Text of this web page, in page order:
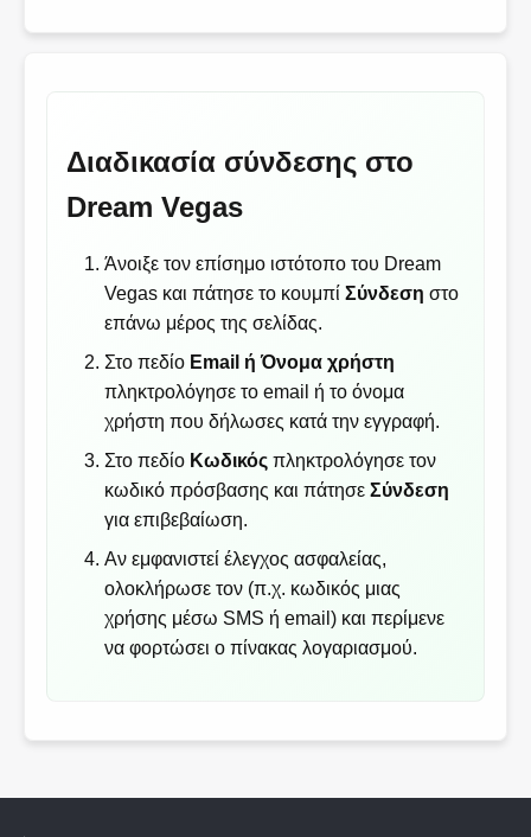
Διαδικασία σύνδεσης στο
Dream Vegas
Άνοιξε τον επίσημο ιστότοπο του Dream
Vegas και πάτησε το κουμπίΣύνδεση στο
επάνω μέρος της σελίδας.
Στο πεδίο Email ή Όνομα χρήστη
πληκτρολόγησε το email ή το όνομα
χρήστη που δήλωσες κατά την εγγραφή.
Στο πεδίο Κωδικός πληκτρολόγησε τον
κωδικό πρόσβασης και πάτησεΣύνδεση
για επιβεβαίωση.
Αν εμφανιστεί έλεγχος ασφαλείας,
ολοκλήρωσε τον (π.χ. κωδικός μιας
χρήσης μέσω SMS ή email) και περίμενε
να φορτώσει ο πίνακας λογαριασμού.